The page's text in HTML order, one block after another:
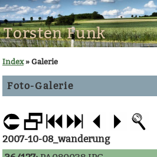
Torsten Funk
Index» Galerie
Foto-Galerie
2007-10-08_wanderung